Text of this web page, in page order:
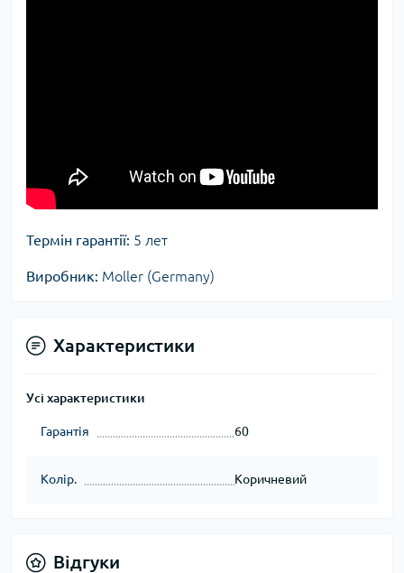
Термін гарантії: 5 лет
Виробник: Moller (Germany)
Характеристики
Усі характеристики
Гарантія 60
Колір. Коричневий
Відгуки